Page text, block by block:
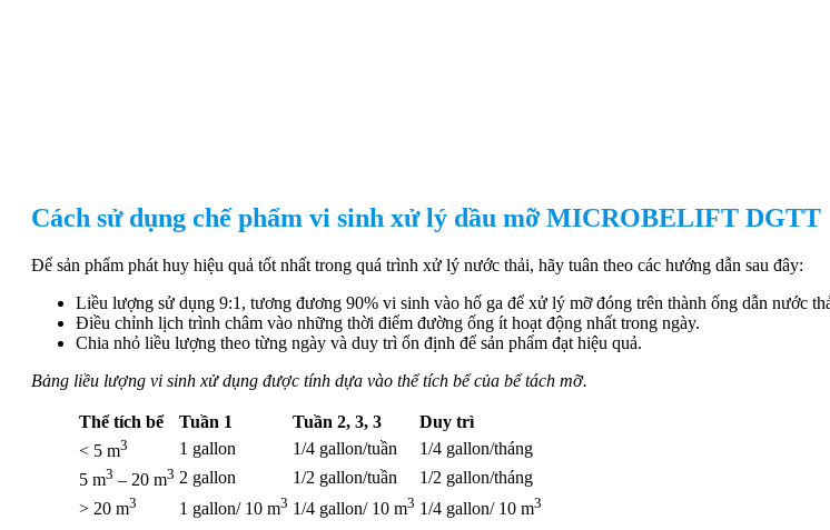
Cách sử dụng chế phẩm vi sinh xử lý dầu mỡ MICROBELIFT DGTT
Để sản phẩm phát huy hiệu quả tốt nhất trong quá trình xử lý nước thải, hãy tuân theo các hướng dẫn sau đây:
Liều lượng sử dụng 9:1, tương đương 90% vi sinh vào hố ga để xử lý mỡ đóng trên thành ống dẫn nước
Điều chỉnh lịch trình châm vào những thời điểm đường ống ít hoạt động nhất trong ngày.
Chia nhỏ liều lượng theo từng ngày và duy trì ổn định để sản phẩm đạt hiệu quả.
Bảng liều lượng vi sinh xử dụng được tính dựa vào thể tích bể của bể tách mỡ.
Thể tích bể Tuần 1 Tuần 2, 3, 3
Duy trì
< 5 m3 1 gallon 1/4 gallon/tuần
1/4 gallon/tháng
5 m3 – 20 m3 2 gallon 1/2 gallon/tuần
1/2 gallon/tháng
> 20 m3 1 gallon/ 10 m3 1/4 gallon/ 10 m3 1/4 gallon/ 10 m3